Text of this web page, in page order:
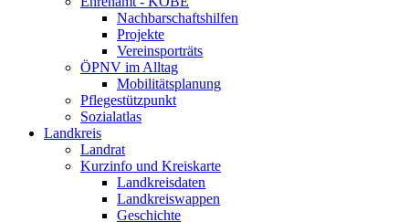
Nachbarschaftshilfen
Projekte
Vereinsporträts
ÖPNV im Alltag
Mobilitätsplanung
Pflegestützpunkt
Sozialatlas
Landkreis
Landrat
Kurzinfo und Kreiskarte
Landkreisdaten
Landkreiswappen
Geschichte